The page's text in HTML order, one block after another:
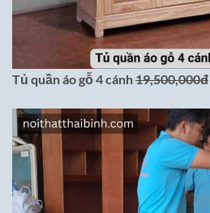
Tủ quần áo gỗ 4 cánh19,500,000đ